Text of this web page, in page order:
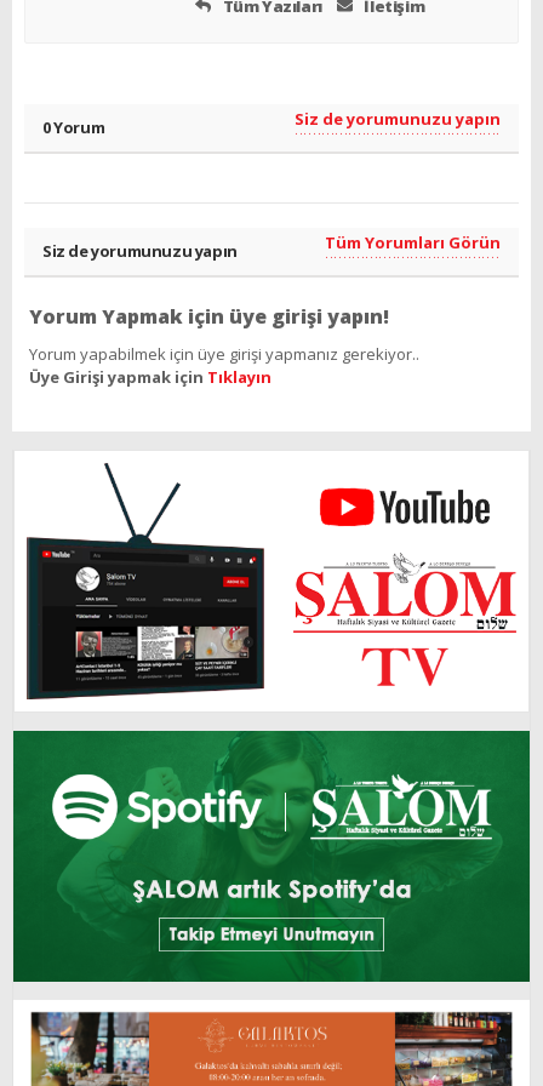
Tüm Yazıları İletişim
0 Yorum Siz de yorumunuzu yapın
Siz de yorumunuzu yapın Tüm Yorumları Görün
Yorum Yapmak için üye girişi yapın!
Yorum yapabilmek için üye girişi yapmanız gerekiyor..
Üye Girişi yapmak için Tıklayın